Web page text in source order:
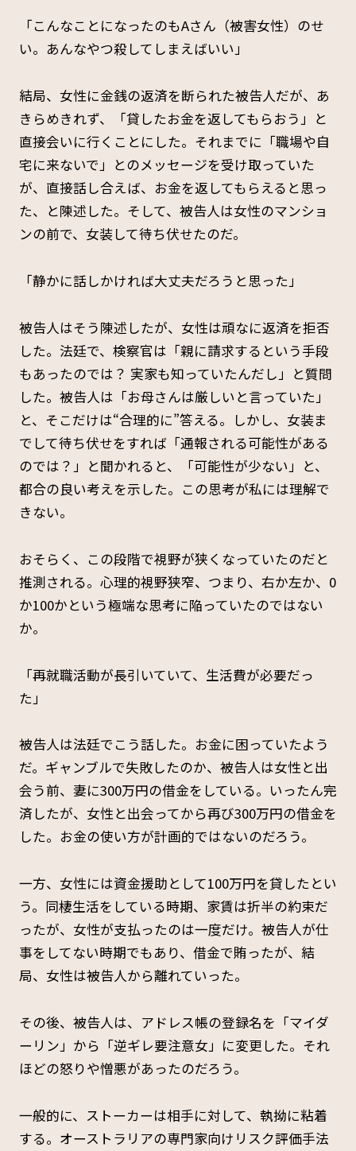
「こんなことになったのもAさん（被害女性）のせ
い。あんなやつ殺してしまえばいい」
結局、女性に金銭の返済を断られた被告人だが、あ
きらめきれず、「貸したお金を返してもらおう」と
直接会いに行くことにした。それまでに「職場や自
宅に来ないで」とのメッセージを受け取っていた
が、直接話し合えば、お金を返してもらえると思っ
た、と陳述した。そして、被告人は女性のマンショ
ンの前で、女装して待ち伏せたのだ。
「静かに話しかければ大丈夫だろうと思った」
被告人はそう陳述したが、女性は頑なに返済を拒否
した。法廷で、検察官は「親に請求するという手段
もあったのでは？ 実家も知っていたんだし」と質問
した。被告人は「お母さんは厳しいと言っていた」
と、そこだけは“合理的に”答える。しかし、女装ま
でして待ち伏せをすれば「通報される可能性がある
のでは？」と聞かれると、「可能性が少ない」と、
都合の良い考えを示した。この思考が私には理解で
きない。
おそらく、この段階で視野が狭くなっていたのだと
推測される。心理的視野狭窄、つまり、右か左か、0
か100かという極端な思考に陥っていたのではない
か。
「再就職活動が長引いていて、生活費が必要だっ
た」
被告人は法廷でこう話した。お金に困っていたよう
だ。ギャンブルで失敗したのか、被告人は女性と出
会う前、妻に300万円の借金をしている。いったん完
済したが、女性と出会ってから再び300万円の借金を
した。お金の使い方が計画的ではないのだろう。
一方、女性には資金援助として100万円を貸したとい
う。同棲生活をしている時期、家賃は折半の約束だ
ったが、女性が支払ったのは一度だけ。被告人が仕
事をしてない時期でもあり、借金で賄ったが、結
局、女性は被告人から離れていった。
その後、被告人は、アドレス帳の登録名を「マイダ
ーリン」から「逆ギレ要注意女」に変更した。それ
ほどの怒りや憎悪があったのだろう。
一般的に、ストーカーは相手に対して、執拗に粘着
する。オーストラリアの専門家向けリスク評価手法